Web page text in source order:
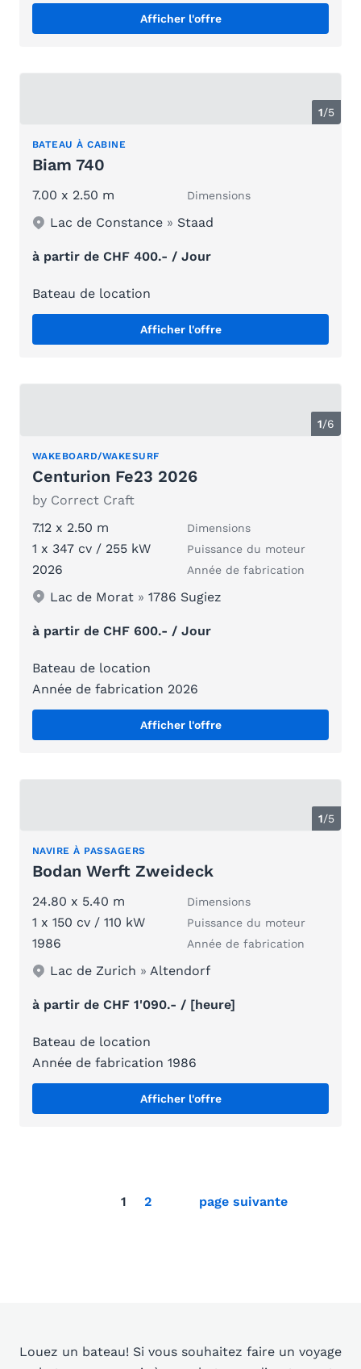
Afficher l'offre
1/5
BATEAU À CABINE
Biam 740
7.00 x 2.50 m Dimensions
Lac de Constance » Staad
à partir de CHF 400.- / Jour
Bateau de location
Afficher l'offre
1/6
WAKEBOARD/WAKESURF
Centurion Fe23 2026
by Correct Craft
7.12 x 2.50 m
Dimensions
1 x 347 cv / 255 kW Puissance du moteur
2026 Année de fabrication
Lac de Morat »1786 Sugiez
à partir de CHF 600.- / Jour
Bateau de location
Année de fabrication 2026
Afficher l'offre
1/5
NAVIRE À PASSAGERS
Bodan Werft Zweideck
24.80 x 5.40 m Dimensions
1 x 150 cv / 110 kW Puissance du moteur
1986 Année de fabrication
Lac de Zurich »Altendorf
à partir de CHF 1'090.- / [heure]
Bateau de location
Année de fabrication 1986
Afficher l'offre
1 2 page suivante
Louez un bateau! Si vous souhaitez faire un voyage